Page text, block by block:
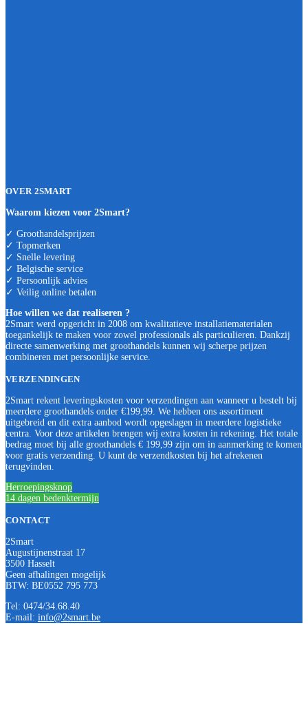
OVER 2SMART
Waarom kiezen voor 2Smart?
✓ Groothandelsprijzen
✓ Topmerken
✓ Snelle levering
✓ Belgische service
✓ Persoonlijk advies
✓ Veilig online betalen
Hoe willen we dat realiseren ?
2Smart werd opgericht in 2008 om kwalitatieve installatiematerialen
toegankelijk te maken voor zowel professionals als particulieren. Dankzij
directe samenwerking met groothandels kunnen wij scherpe prijzen
combineren met persoonlijke service.
VERZENDINGEN
2Smart rekent leveringskosten voor verzendingen aan wanneer u bestelt bij
meerdere groothandels onder €199,99. We hebben ons assortiment
uitgebreid en dit extra aanbod wordt opgeslagen in meerdere logistieke
centra. Voor deze artikelen brengen wij extra kosten in rekening. Het totale
bedrag moet bij alle groothandels € 199,99 zijn om in aanmerking te komen
voor gratis verzending. U kunt de verzendkosten bij het afrekenen
terugvinden.
Herroepingsknop
14 dagen bedenktermijn
CONTACT
2Smart
Augustijnenstraat 17
3500 Hasselt
Geen afhalingen mogelijk
BTW: BE0552 795 773
Tel: 0474/34.68.40
E-mail: info@2smart.be